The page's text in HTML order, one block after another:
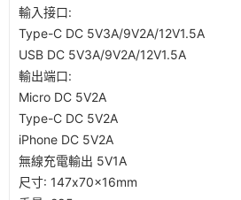
輸入接口:
Type-C DC 5V3A/9V2A/12V1.5A
USB DC 5V3A/9V2A/12V1.5A
輸出端口:
Micro DC 5V2A
Type-C DC 5V2A
iPhone DC 5V2A
無線充電輸出 5V1A
尺寸: 147x70x16mm